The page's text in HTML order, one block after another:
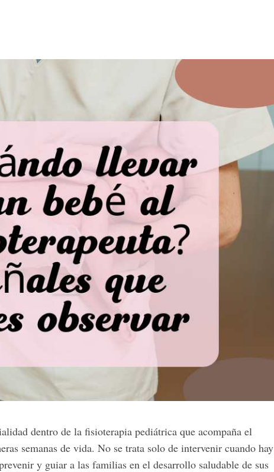
dentro de la fisioterapia pediátrica que acompaña el
semanas de vida. No se trata solo de intervenir cuando hay
y guiar a las familias en el desarrollo saludable de sus